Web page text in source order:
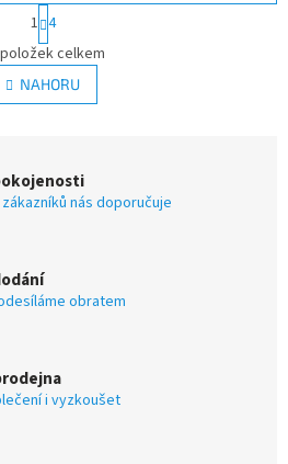
O
v
l
á
í
p
k
y
v
i
s
S
t
r
á
n
k
n
í
1 4
celkem
NAHORU
nás doporučuje
obratem
i vyzkoušet